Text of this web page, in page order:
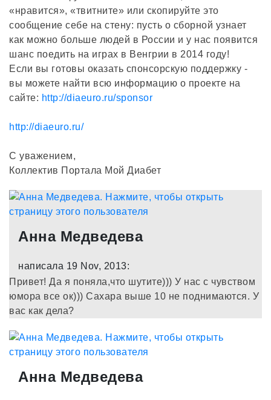
«нравится», «твитните» или скопируйте это
сообщение себе на стену: пусть о сборной узнает
как можно больше людей в России и у нас появится
шанс поедить на играх в Венгрии в 2014 году!
Если вы готовы оказать спонсорскую поддержку -
вы можете найти всю информацию о проекте на
сайте: http://diaeuro.ru/sponsor
http://diaeuro.ru/
С уважением,
Коллектив Портала Мой Диабет
Анна Медведева
написала 19 Nov, 2013:
Привет! Да я поняла,что шутите))) У нас с чувством
юмора все ок))) Сахара выше 10 не поднимаются. У
вас как дела?
Анна Медведева